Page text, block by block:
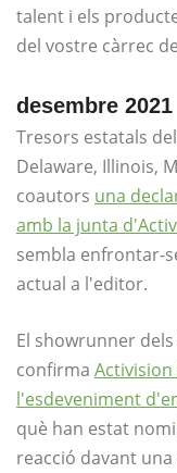
talent i els
del vostre càrrec
desembre 2021
Tresors estatals
Delaware, Illinois,
coautors una
amb la junta
sembla enfrontar-
actual a l'editor.
El showrunner
confirma Activision
l'esdeveniment
què han estat
reacció davant